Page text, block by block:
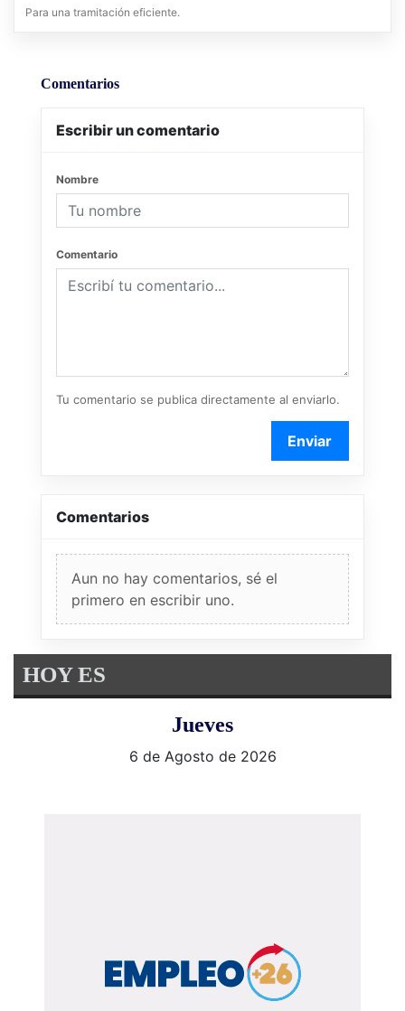
Para una tramitación eficiente.
Comentarios
Escribir un comentario
Nombre
Comentario
Tu comentario se publica directamente al enviarlo.
Enviar
Comentarios
Aun no hay comentarios, sé el
primero en escribir uno.
HOY ES
Jueves
6 de Agosto de 2026